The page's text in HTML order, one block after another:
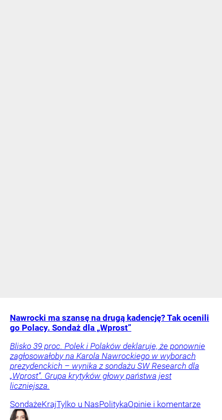
Nawrocki ma szansę na drugą kadencję? Tak ocenili
go Polacy. Sondaż dla „Wprost”
Blisko 39 proc. Polek i Polaków deklaruje, że ponownie
zagłosowałoby na Karola Nawrockiego w wyborach
prezydenckich – wynika z sondażu SW Research dla
„Wprost”. Grupa krytyków głowy państwa jest
liczniejsza.
SondażeKrajTylko u NasPolitykaOpinie i komentarze